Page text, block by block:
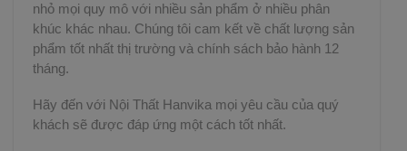
nhỏ mọi quy mô với nhiều sản phẩm ở nhiều phân
khúc khác nhau. Chúng tôi cam kết về chất lượng sản
phẩm tốt nhất thị trường và chính sách bảo hành 12
tháng.
Hãy đến với Nội Thất Hanvika mọi yêu cầu của quý
khách sẽ được đáp ứng một cách tốt nhất.